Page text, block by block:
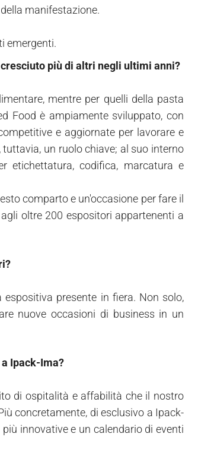
manifestazione.
emergenti.
più di altri negli ultimi anni?
mentre per quelli della pasta
Food è ampiamente sviluppato, con
e aggiornate per lavorare e
tuttavia, un ruolo chiave; al suo interno
etichettatura, codifica, marcatura e
comparto e un'occasione per fare il
oltre 200 espositori appartenenti a
presente in fiera. Non solo,
nuove occasioni di business in un
Ipack-Ima?
di ospitalità e affabilità che il nostro
concretamente, di esclusivo a Ipack-
innovative e un calendario di eventi